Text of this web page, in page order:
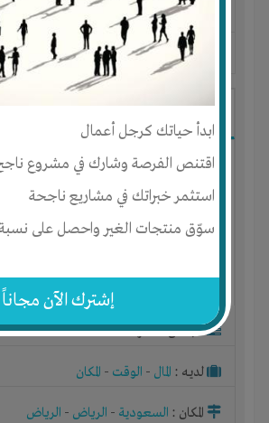
ابدأ حياتك كرجل أعمال
اقتنص الفرصة وشارك في مشروع
استثمر خبراتك في مشاريع ناجحة
سوّق منتجات الغير واحصل على نسبة
إشترك الآن مجاناً
المكان :مصر -القاهرة -المقطم
آخر ظهور: : منذ 3 اشهر
ابو محمد
الجنس : ذكر
لديـه : المال - الوقت - المكان
المكان : السعودية - الرياض - الرياض